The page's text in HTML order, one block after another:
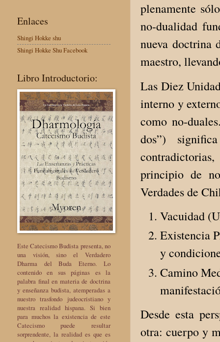
plenamente
no-dualidad
nueva doctrina
maestro,
Las Diez
interno y
como no-
dos”)
principio de
Verdades de
Vacuidad
Existencia
y
Camino
Desde esta
otra: cuerpo y
Enlaces
Shingi Hokke shu
Shingi Hokke Shu Facebook
Libro Introductorio:
Este Catecismo Budista presenta, no
una visión, sino el Verdadero
Dharma del Buda Eterno. Lo
contenido en sus páginas es la
palabra final en materia de doctrina
y enseñanza budista, atemperadas a
nuestro trasfondo judeocristiano y
nuestra realidad hispana. Si bien
para muchos la existencia de este
Catecismo puede resultar
sorprendente, la realidad es que es